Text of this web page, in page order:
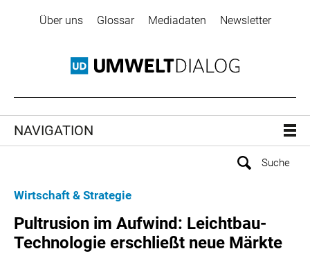
Über uns Glossar Mediadaten Newsletter
NAVIGATION
Wirtschaft & Strategie
Pultrusion im Aufwind: Leichtbau-
Technologie erschließt neue Märkte